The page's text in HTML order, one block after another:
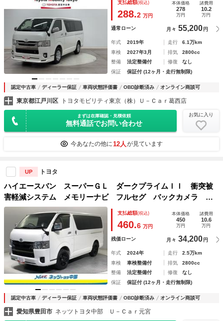
アバッグ Ｗエアコン 横滑り防止 盗難警報装置 フルセグ
ＴＶ 前後ドラレコ
支払総額(税込)
288.2 万円
本体価格
278
万円
諸費用
10.2
万円
通常ローン 月々 55,200 円
年式 2019年 走行
6.1万km
車検
2027年3月 排気
2800cc
整備
法定整備付 修復
なし
保証
保証付 (12ヶ月・走行無制限)
認定中古車 ディーラー保証 車両状態評価書 OBD診断済み オンライン商談可
東京都江戸川区 トヨタモビリティ東京（株）Ｕ－Ｃａｒ葛西店
まずは在庫確認・見積依頼
無料通話でお問い合わせ
お気に入り
今あなたの他に 12人 が見ています
UP トヨタ
ハイエースバン スーパーＧＬ ダークプライムＩＩ 衝突被
害軽減システム メモリーナビ フルセグ バックカメラ Ｅ
ＴＣ ＣＤ ミュージックプレイヤー接続可 ＤＶＤ再生 後
席モニター ＬＥＤヘッドランプ スマートキー キーレス
ディーゼル ワンオーナー
支払総額(税込)
460.6 万円
本体価格
450
万円
諸費用
10.6
万円
残価ローン 月々 34,200 円
年式 2024年 走行
2.5万km
車検
車検整備付 排気
2800cc
整備
法定整備付 修復
なし
保証
保証付 (12ヶ月・走行無制限)
認定中古車 ディーラー保証 車両状態評価書 OBD診断済み オンライン商談可
愛知県豊田市 ネッツトヨタ中部 Ｕ－Ｃａｒ元宮